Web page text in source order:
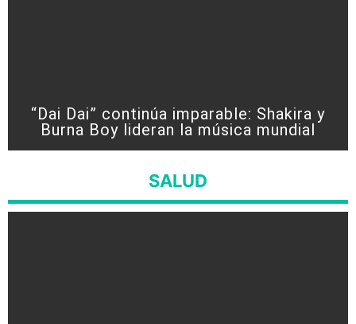
“Dai Dai” continúa imparable: Shakira y
Burna Boy lideran la música mundial
SALUD